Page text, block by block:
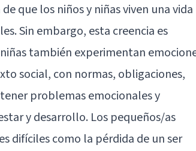
que los niños y niñas viven una vida
Sin embargo, esta creencia es
también experimentan
social, con normas, obligaciones,
problemas emocionales y
y desarrollo. Los pequeños/as
difíciles como la pérdida de un ser